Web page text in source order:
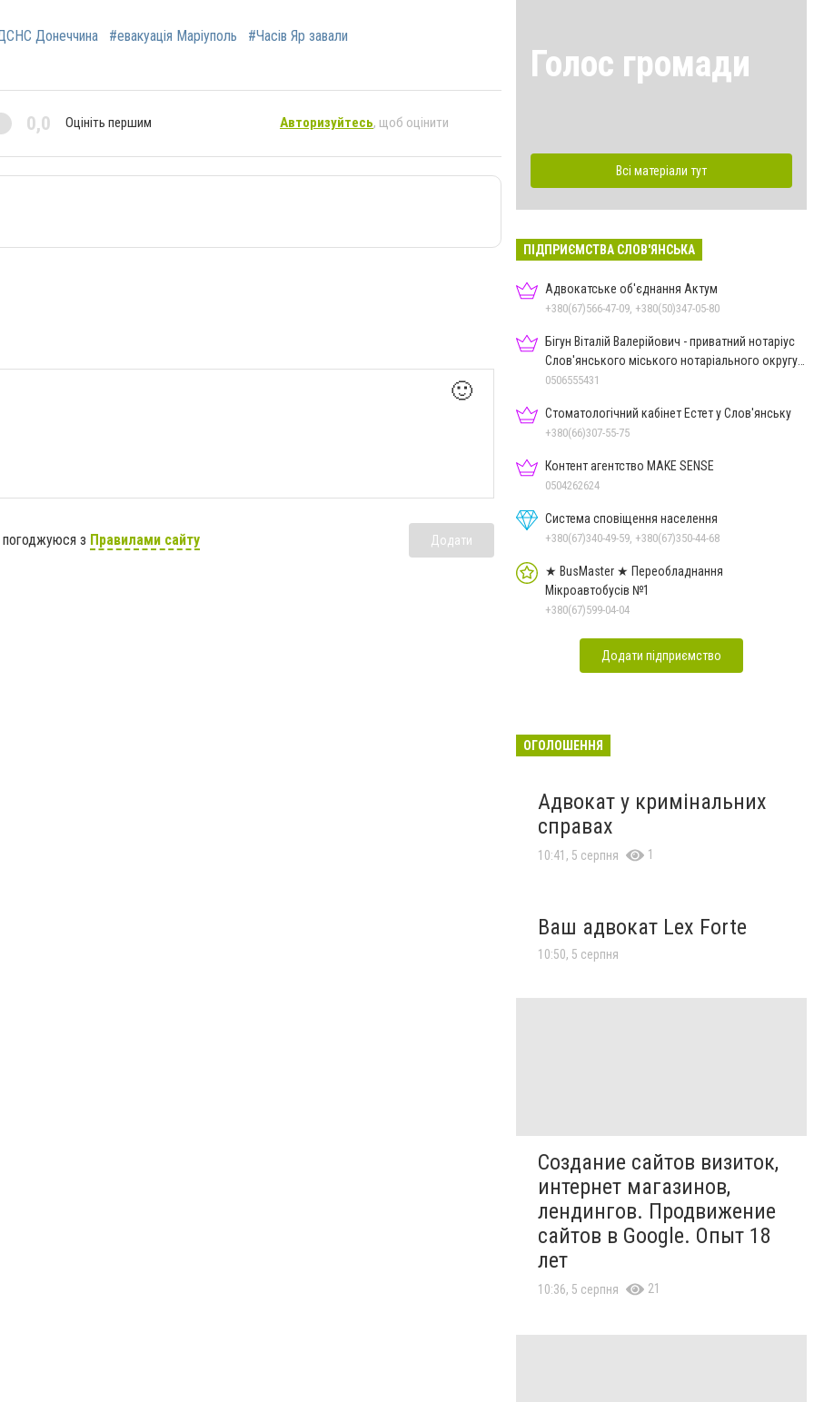
Донеччина #евакуація Маріуполь
#Часів Яр завали
0,0 Оцініть першим Авторизуйтесь, щоб оцінити
🙂
з Правилами сайту Додати
Голос громади
Всі матеріали тут
ПІДПРИЄМСТВА СЛОВ'ЯНСЬКА
Адвокатське об'єднання Актум
+380(67)566-47-09, +380(50)347-05-80
Бігун Віталій Валерійович - приватний нотаріус
Слов'янського міського нотаріального округу
Дон.обл.
0506555431
Стоматологічний кабінет Естет у Слов'янську
+380(66)307-55-75
Контент агентство MAKE SENSE
0504262624
Система сповіщення населення
+380(67)340-49-59, +380(67)350-44-68
★ BusMaster ★ Переобладнання
Мікроавтобусів №1
+380(67)599-04-04
Додати підприємство
ОГОЛОШЕННЯ
Адвокат у кримінальних
справах
10:41, 5 серпня 1
Ваш адвокат Lex Forte
10:50, 5 серпня
Создание сайтов визиток,
интернет магазинов,
лендингов. Продвижение
сайтов в Google. Опыт 18
лет
10:36, 5 серпня 21